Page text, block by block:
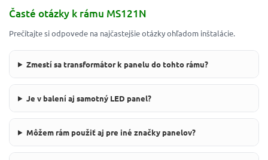
Časté otázky k rámu MS121N
Prečítajte si odpovede na najčastejšie otázky ohľadom inštalácie.
Zmestí sa transformátor k panelu do tohto rámu?
Je v balení aj samotný LED panel?
Môžem rám použiť aj pre iné značky panelov?